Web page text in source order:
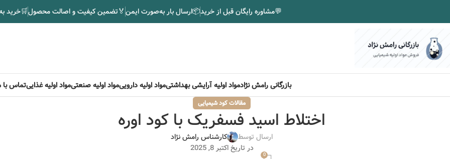
💬مشاوره رایگان قبل از خرید📦ارسال بار به‌صورت ایمن🏅تضمین کیفیت و اصالت محصول🛒خرید
بازرگانی رامش نژادمواد اولیه آرایشی بهداشتیمواد اولیه داروییمواد اولیه صنعتیمواد اولیه غذاییتماس با
مقالات کود شیمیایی
اختلاط اسید فسفریک با کود اوره
ارسال توسط
کارشناس رامش نژاد
در تاریخ اکتبر 8, 2025
0